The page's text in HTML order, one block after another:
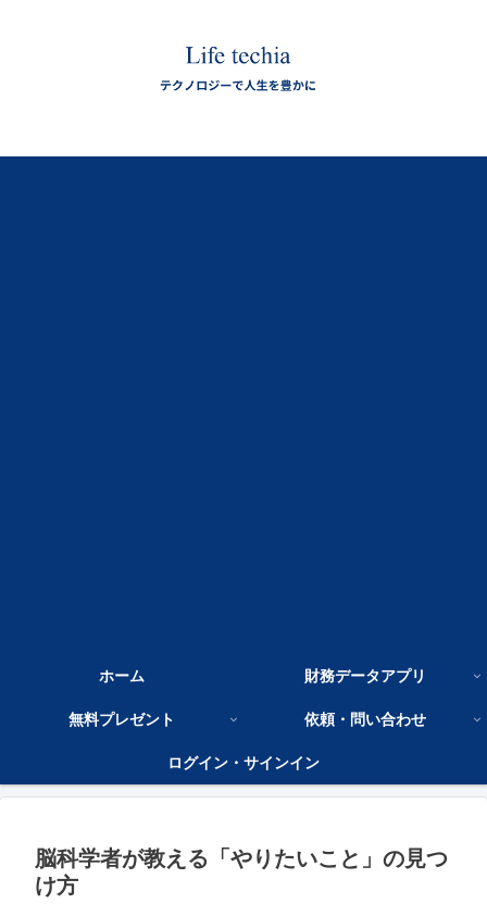
ホーム 財務データアプリ
無料プレゼント 依頼・問い合わせ
ログイン・サインイン
脳科学者が教える「やりたいこと」の見つ
け方